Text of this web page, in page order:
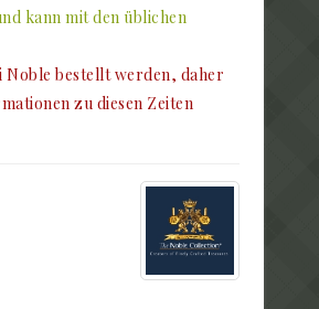
kann mit den üblichen
Noble bestellt werden, daher
zu diesen Zeiten